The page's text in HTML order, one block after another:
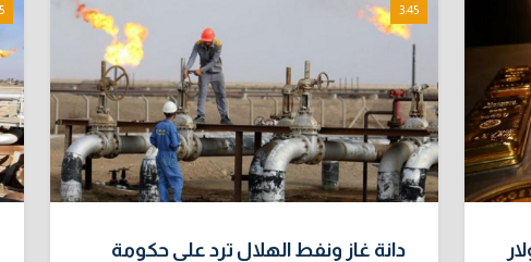
دولار
3:45
دانة غاز ونفط الهلال ترد على حكومة